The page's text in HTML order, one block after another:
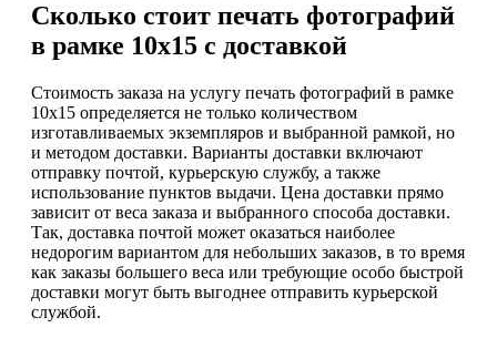
Сколько стоит печать фотографий
в рамке 10х15 с доставкой
Стоимость заказа на услугу печать фотографий в рамке
10х15 определяется не только количеством
изготавливаемых экземпляров и выбранной рамкой, но
и методом доставки. Варианты доставки включают
отправку почтой, курьерскую службу, а также
использование пунктов выдачи. Цена доставки прямо
зависит от веса заказа и выбранного способа доставки.
Так, доставка почтой может оказаться наиболее
недорогим вариантом для небольших заказов, в то время
как заказы большего веса или требующие особо быстрой
доставки могут быть выгоднее отправить курьерской
службой.